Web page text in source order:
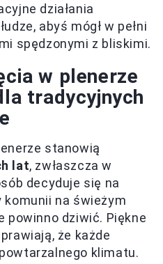
działania
abyś mógł w pełni
spędzonymi z bliskimi.
w plenerze
tradycyjnych
stanowią
lat, zwłaszcza w
decyduje się na
na świeżym
powinno dziwić. Piękne
że każde
klimatu.